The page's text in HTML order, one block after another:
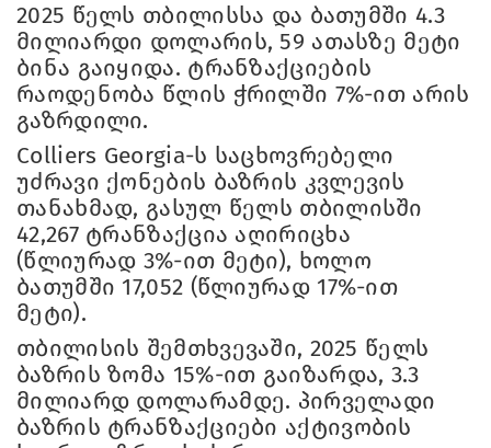
2025 წელს თბილისსა და ბათუმში 4.3
მილიარდი დოლარის, 59 ათასზე მეტი
ბინა გაიყიდა. ტრანზაქციების
რაოდენობა წლის ჭრილში 7%-ით არის
გაზრდილი.
Colliers Georgia-ს საცხოვრებელი
უძრავი ქონების ბაზრის კვლევის
თანახმად, გასულ წელს თბილისში
42,267 ტრანზაქცია აღირიცხა
(წლიურად 3%-ით მეტი), ხოლო
ბათუმში 17,052 (წლიურად 17%-ით
მეტი).
თბილისის შემთხვევაში, 2025 წელს
ბაზრის ზომა 15%-ით გაიზარდა, 3.3
მილიარდ დოლარამდე. პირველადი
ბაზრის ტრანზაქციები აქტივობის